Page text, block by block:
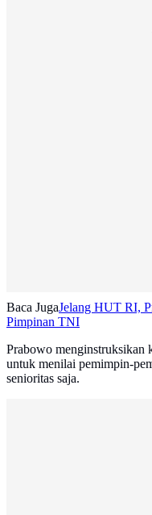
Baca JugaJelang HUT RI,
Pimpinan TNI
Prabowo menginstruksikan
untuk menilai pemimpin-
senioritas saja.